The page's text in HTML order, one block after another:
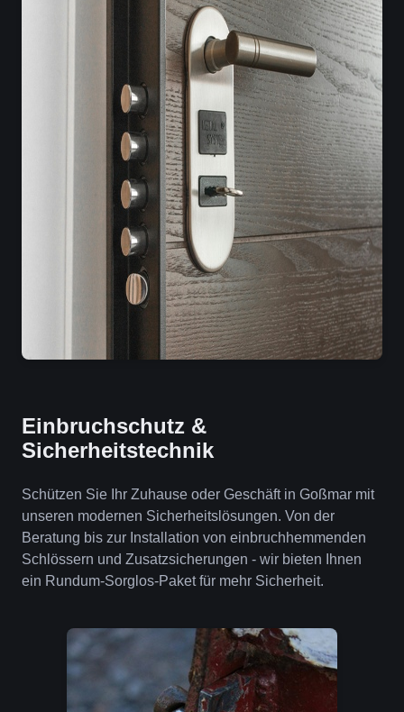
Einbruchschutz &
Sicherheitstechnik
Schützen Sie Ihr Zuhause oder Geschäft in Goßmar mit
unseren modernen Sicherheitslösungen. Von der
Beratung bis zur Installation von einbruchhemmenden
Schlössern und Zusatzsicherungen - wir bieten Ihnen
ein Rundum-Sorglos-Paket für mehr Sicherheit.